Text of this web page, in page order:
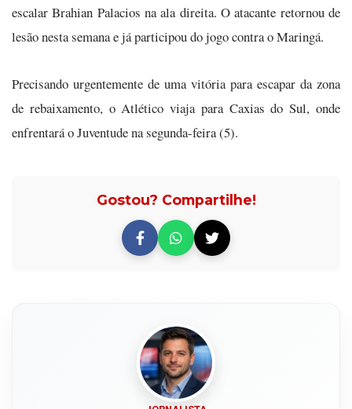
escalar Brahian Palacios na ala direita. O atacante retornou de
lesão nesta semana e já participou do jogo contra o Maringá.
Precisando urgentemente de uma vitória para escapar da zona
de rebaixamento, o Atlético viaja para Caxias do Sul, onde
enfrentará o Juventude na segunda-feira (5).
Gostou? Compartilhe!